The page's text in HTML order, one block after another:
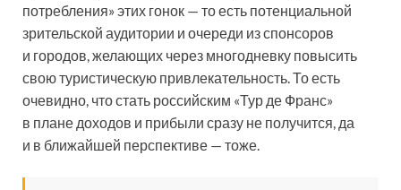
потребления» этих гонок — то есть потенциальной
зрительской аудитории и очереди из спонсоров
и городов, желающих через многодневку повысить
свою туристическую привлекательность. То есть
очевидно, что стать российским «Тур де Франс»
в плане доходов и прибыли сразу не получится, да
и в ближайшей перспективе — тоже.